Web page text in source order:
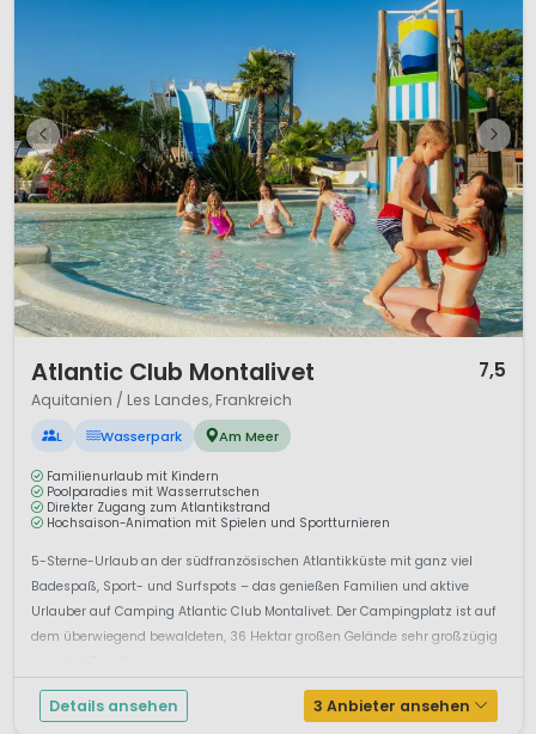
Atlantic Club Montalivet 7,5
Aquitanien / Les Landes, Frankreich
L Wasserpark Am Meer
Familienurlaub mit Kindern
Poolparadies mit Wasserrutschen
Direkter Zugang zum Atlantikstrand
Hochsaison-Animation mit Spielen und Sportturnieren
5-Sterne-Urlaub an der südfranzösischen Atlantikküste mit ganz viel
Badespaß, Sport- und Surfspots – das genießen Familien und aktive
Urlauber auf Camping Atlantic Club Montalivet. Der Campingplatz ist auf
dem überwiegend bewaldeten, 36 Hektar großen Gelände sehr großzügig
Details ansehen 3 Anbieter ansehen